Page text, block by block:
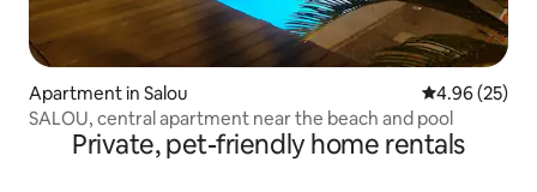
Apartment in Salou 4.96 out of 5
4.96 (25)
SALOU, central apartment near the beach and pool
Private, pet-friendly home rentals